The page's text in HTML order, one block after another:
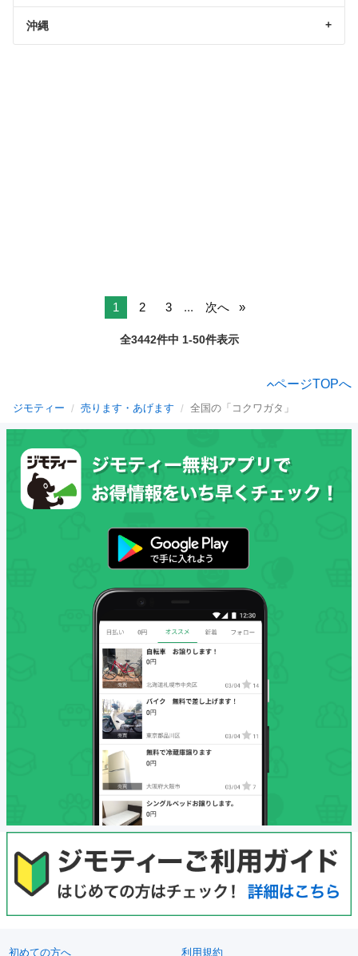
沖縄
1 2 3 ... 次へ
全3442件中 1-50件表示
ページTOPへ
ジモティー 売ります・あげます 全国の「コクワガタ」
初めての方へ 利用規約